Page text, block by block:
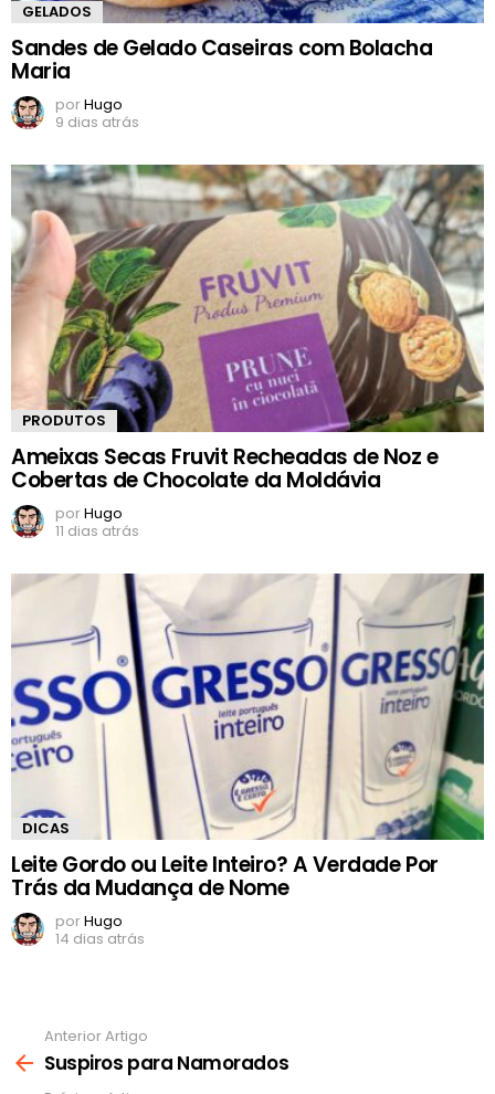
GELADOS
Sandes de Gelado Caseiras com Bolacha
Maria
porHugo
9 dias atrás
PRODUTOS
Ameixas Secas Fruvit Recheadas de Noz e
Cobertas de Chocolate da Moldávia
porHugo
11 dias atrás
DICAS
Leite Gordo ou Leite Inteiro? A Verdade Por
Trás da Mudança de Nome
porHugo
14 dias atrás
mais
Anterior Artigo
Suspiros para Namorados